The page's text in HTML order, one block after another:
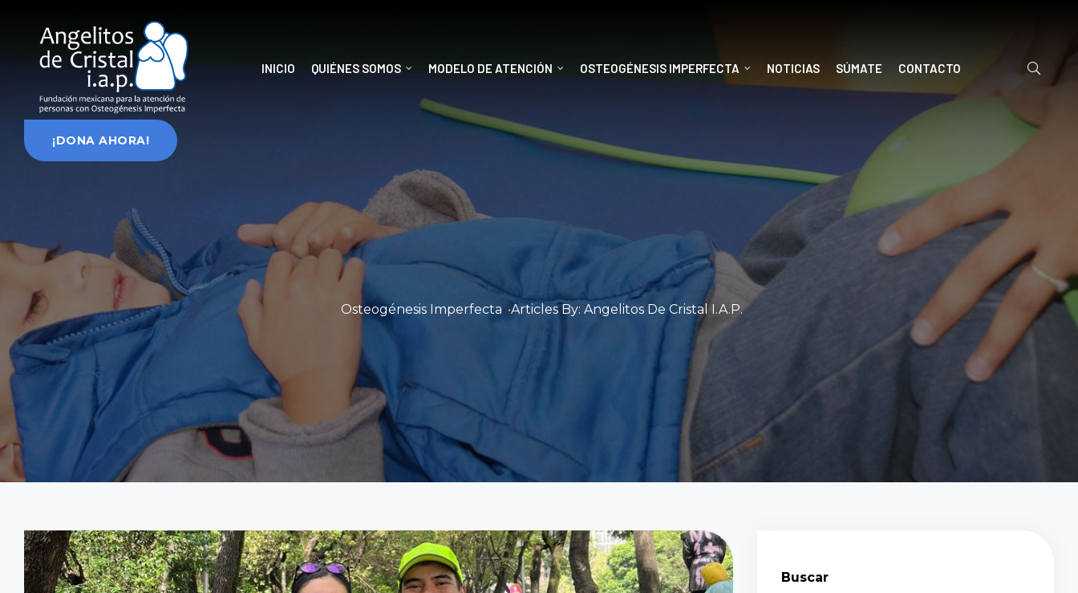
INICIO QUIÉNES SOMOS MODELO DE ATENCIÓN OSTEOGÉNESIS IMPERFECTA NOTICIAS SÚMATE CONTACTO
¡DONA AHORA!
Osteogénesis Imperfecta •Articles By: Angelitos De Cristal I.A.P.
Buscar